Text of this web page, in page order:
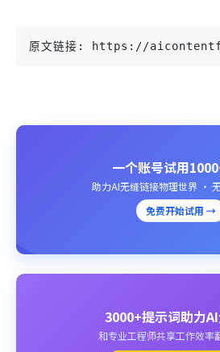
原文链接: https://
一个账号试用
助力AI无缝链接物理世界 ·
免费开始试用 →
3000+提示词助力
和专业工程师共享工作效率